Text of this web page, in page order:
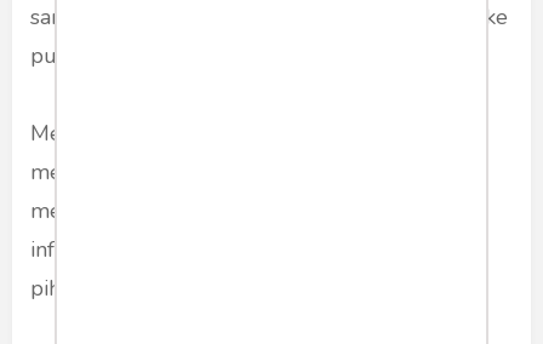
sampai tingkat pusat, kemudian membukanya ke
publik,” tegasnya.
Mendagri Tito Karnavian sendiri sudah
merespons soal ini. Tito mengatakan, akan
menemui PPATK untuk mengkonfirmasi
informasi terkait temuan itu. Minggu depan
pihaknya akan koordinasikan ke PPATK.